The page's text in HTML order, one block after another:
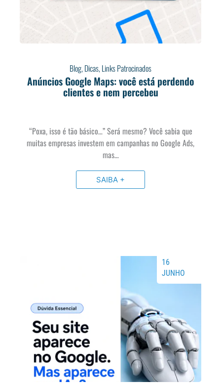
Blog,Dicas,Links Patrocinados
Anúncios Google Maps: você está perdendo
clientes e nem percebeu
“Poxa, isso é tão básico…” Será mesmo? Você sabia que
muitas empresas investem em campanhas no Google Ads,
mas…
SAIBA +
16
JUNHO